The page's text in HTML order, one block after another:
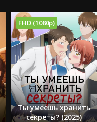
FHD (1080p)
Ты умеешь хранить
секреты? (2025)